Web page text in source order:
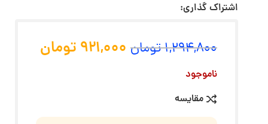
اشتراک گذاری:
1,294,800تومان 921,000 تومان
ناموجود
مقایسه